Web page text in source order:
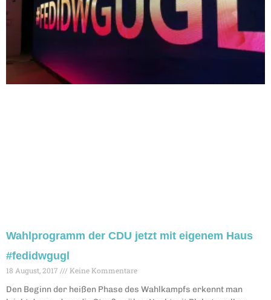
Wahlprogramm der CDU jetzt mit eigenem Haus
#fedidwgugl
18 August, 2017 Keine Kommentare
Den Beginn der heißen Phase des Wahlkampfs erkennt man